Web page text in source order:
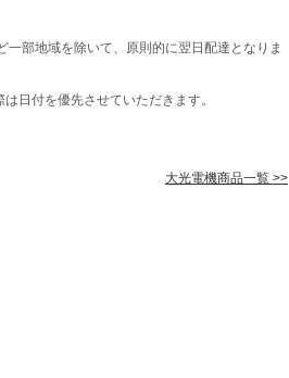
部地域を除いて、原則的に翌日配達となりま
日付を優先させていただきます。
大光電機商品一覧 >>